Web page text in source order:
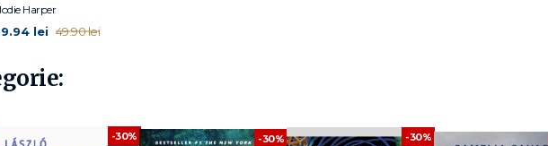
Harper
lei 49.90 lei
-30% -30% -30%